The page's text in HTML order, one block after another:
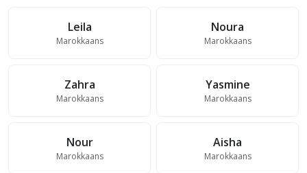
Leila
Marokkaans
Noura
Marokkaans
Zahra
Marokkaans
Yasmine
Marokkaans
Nour
Marokkaans
Aisha
Marokkaans